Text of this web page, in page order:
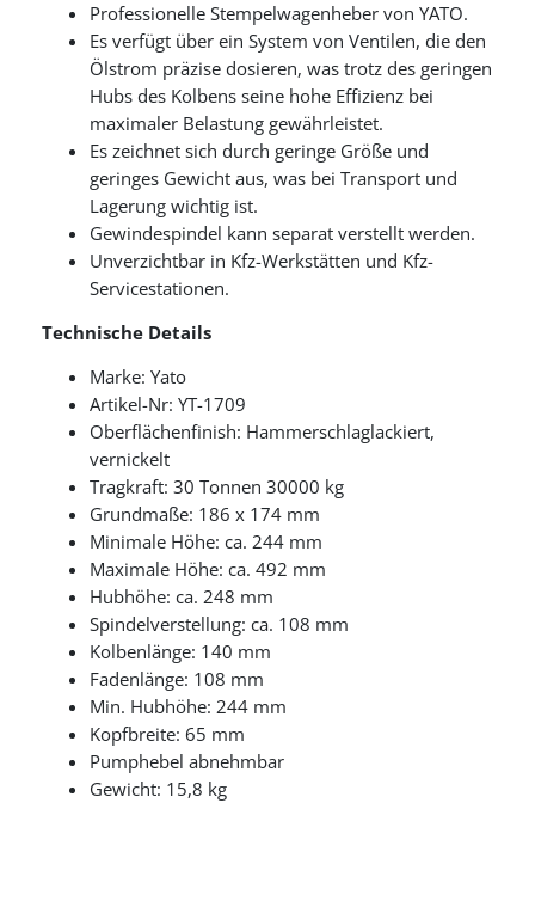
Professionelle Stempelwagenheber von YATO.
Es verfügt über ein System von Ventilen, die den
Ölstrom präzise dosieren, was trotz des geringen
Hubs des Kolbens seine hohe Effizienz bei
maximaler Belastung gewährleistet.
Es zeichnet sich durch geringe Größe und
geringes Gewicht aus, was bei Transport und
Lagerung wichtig ist.
Gewindespindel kann separat verstellt werden.
Unverzichtbar in Kfz-Werkstätten und Kfz-
Servicestationen.
Technische Details
Marke: Yato
Artikel-Nr: YT-1709
Oberflächenfinish: Hammerschlaglackiert,
vernickelt
Tragkraft: 30 Tonnen 30000 kg
Grundmaße: 186 x 174 mm
Minimale Höhe: ca. 244 mm
Maximale Höhe: ca. 492 mm
Hubhöhe: ca. 248 mm
Spindelverstellung: ca. 108 mm
Kolbenlänge: 140 mm
Fadenlänge: 108 mm
Min. Hubhöhe: 244 mm
Kopfbreite: 65 mm
Pumphebel abnehmbar
Gewicht: 15,8 kg